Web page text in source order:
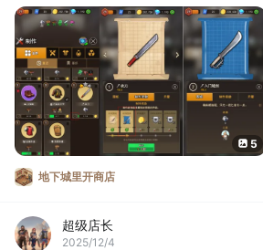
品，后者能卖出更高的价格‌。
增加制作栏位‌：通过消耗金币或钻石，增加制作栏位，同时制造更
多货品‌。
扩建店铺和升级货架‌：升级店里摆放的货架和箱子，提高生产材料
和货品的存储上限（同时制造多个货品时也
量货品不会没地方存放）‌。
获取高级材料：制
5
地下城里开商店
超级店长
2025/12/4